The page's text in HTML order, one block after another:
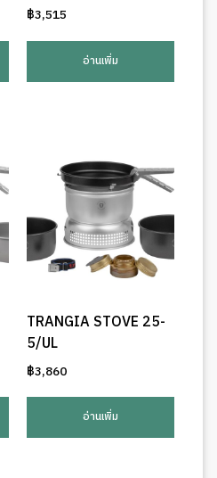
฿3,515
อ่านเพิ่ม
TRANGIA STOVE 25-
5/UL
฿3,860
อ่านเพิ่ม